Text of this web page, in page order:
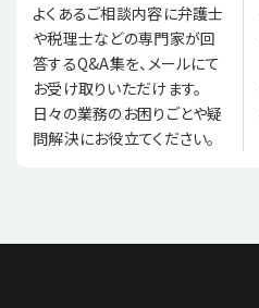
よくあるご相談内容に弁護士
や税理士などの専門家が回
答するQ&A集を、メールにて
お受け取りいただけます。
日々の業務のお困りごとや疑
問解決にお役立てください。